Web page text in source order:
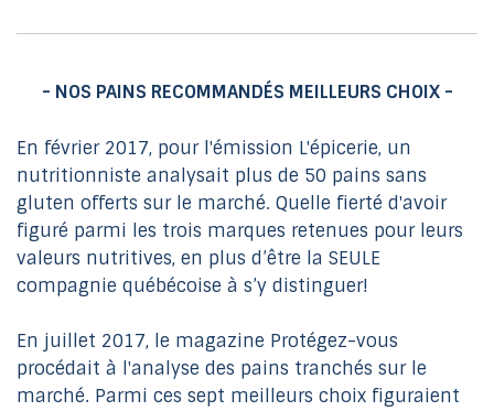
- NOS PAINS RECOMMANDÉS MEILLEURS CHOIX -
En février 2017, pour l'émission L'épicerie, un
nutritionniste analysait plus de 50 pains sans
gluten offerts sur le marché. Quelle fierté d'avoir
figuré parmi les trois marques retenues pour leurs
valeurs nutritives, en plus d’être la SEULE
compagnie québécoise à s’y distinguer!
En juillet 2017, le magazine Protégez-vous
procédait à l'analyse des pains tranchés sur le
marché. Parmi ces sept meilleurs choix figuraient